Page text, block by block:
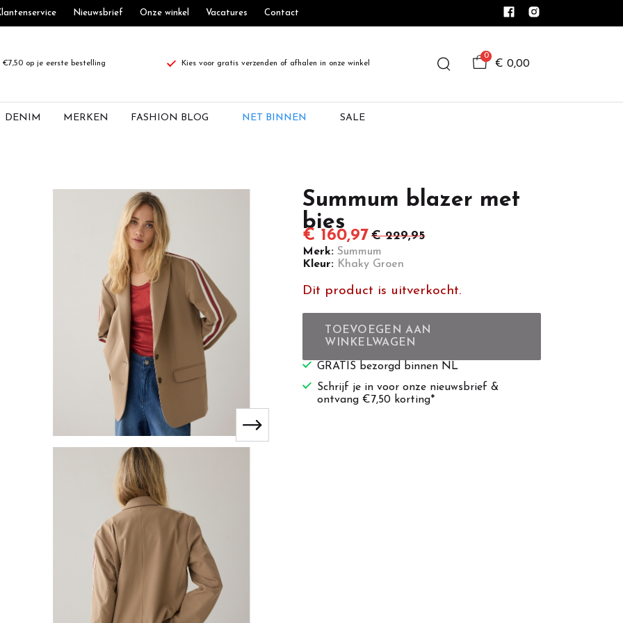
Nieuwsbrief Onze winkel Vacatures Contact
op je eerste bestelling Kies voor gratis verzenden of afhalen in onze winkel
0
€ 0,00
DENIM MERKEN FASHION BLOG NET BINNEN SALE
Summum blazer met
bies
€ 160,97 € 229,95
Merk: Summum
Kleur: Khaky Groen
Dit product is uitverkocht.
TOEVOEGEN AAN
WINKELWAGEN
GRATIS bezorgd binnen NL
Schrijf je in voor onze nieuwsbrief &
ontvang €7,50 korting*